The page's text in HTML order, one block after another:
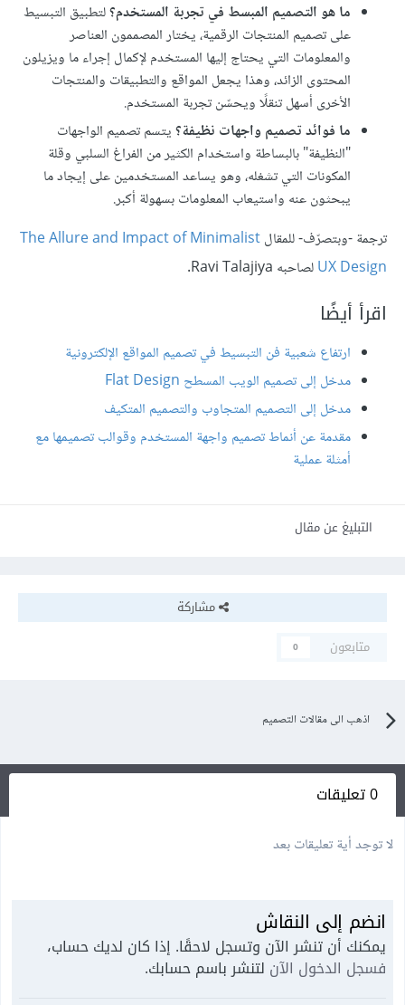
ما هو التصميم المبسط في تجربة المستخدم؟لتطبيق التبسيط
على تصميم المنتجات الرقمية، يختار المصممون العناصر
والمعلومات التي يحتاج إليها المستخدم لإكمال إجراء ما ويزيلون
المحتوى الزائد، وهذا يجعل المواقع والتطبيقات والمنتجات
الأخرى أسهل تنقلًا ويحسّن تجربة المستخدم.
ما فوائد تصميم واجهات نظيفة؟يتسم تصميم الواجهات
"النظيفة" بالبساطة واستخدام الكثير من الفراغ السلبي وقلة
المكونات التي تشغله، وهو يساعد المستخدمين على إيجاد ما
يبحثون عنه واستيعاب المعلومات بسهولة أكبر.
ترجمة -وبتصرّف- للمقالThe Allure and Impact of Minimalist
UX Designلصاحبه Ravi Talajiya.
اقرأ أيضًا
ارتفاع شعبية فن التبسيط في تصميم المواقع الإلكترونية
مدخل إلى تصميم الويب المسطح Flat Design
مدخل إلى التصميم المتجاوب والتصميم المتكيف
مقدمة عن أنماط تصميم واجهة المستخدم وقوالب تصميمها مع
أمثلة عملية
التبليغ عن مقال
مشاركة
متابعون
0
اذهب الى مقالات التصميم
0 تعليقات
لا توجد أية تعليقات بعد
انضم إلى النقاش
يمكنك أن تنشر الآن وتسجل لاحقًا. إذا كان لديك حساب،
فسجل الدخول الآن لتنشر باسم حسابك.